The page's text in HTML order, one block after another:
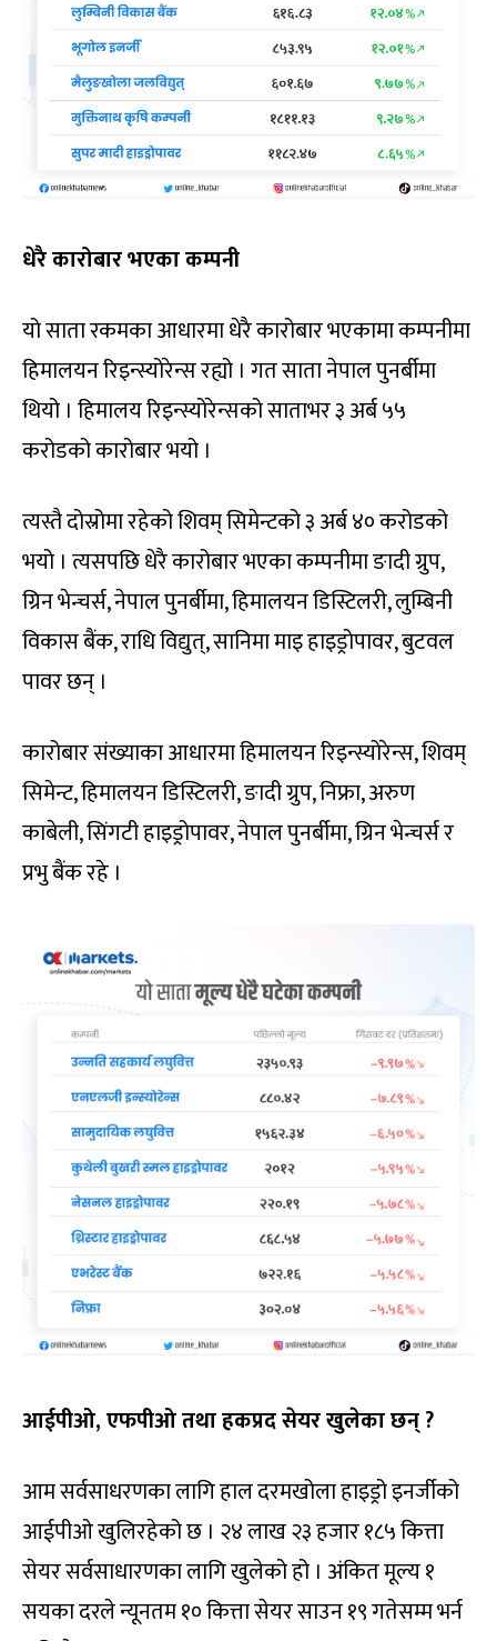
धेरै कारोबार भएका कम्पनी
यो साता रकमका आधारमा धेरै कारोबार भएकामा कम्पनीमा
हिमालयन रिइन्स्योरेन्स रह्यो । गत साता नेपाल पुनर्बीमा
थियो । हिमालय रिइन्स्योरेन्सको साताभर ३ अर्ब ५५
करोडको कारोबार भयो ।
त्यस्तै दोस्रोमा रहेको शिवम् सिमेन्टको ३ अर्ब ४० करोडको
भयो । त्यसपछि धेरै कारोबार भएका कम्पनीमा ङादी ग्रुप,
ग्रिन भेन्चर्स, नेपाल पुनर्बीमा, हिमालयन डिस्टिलरी, लुम्बिनी
विकास बैंक, राधि विद्युत्, सानिमा माइ हाइड्रोपावर, बुटवल
पावर छन् ।
कारोबार संख्याका आधारमा हिमालयन रिइन्स्योरेन्स, शिवम्
सिमेन्ट, हिमालयन डिस्टिलरी, ङादी ग्रुप, निफ्रा, अरुण
काबेली, सिंगटी हाइड्रोपावर, नेपाल पुनर्बीमा, ग्रिन भेन्चर्स र
प्रभु बैंक रहे ।
आईपीओ, एफपीओ तथा हकप्रद सेयर खुलेका छन् ?
आम सर्वसाधरणका लागि हाल दरमखोला हाइड्रो इनर्जीको
आईपीओ खुलिरहेको छ । २४ लाख २३ हजार १८५ कित्ता
सेयर सर्वसाधारणका लागि खुलेको हो । अंकित मूल्य १
सयका दरले न्यूनतम १० कित्ता सेयर साउन १९ गतेसम्म भर्न